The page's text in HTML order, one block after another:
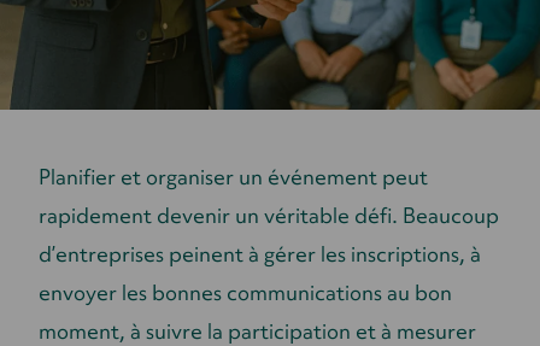
Planifier et organiser un événement peut
rapidement devenir un véritable défi. Beaucoup
d’entreprises peinent à gérer les inscriptions, à
envoyer les bonnes communications au bon
moment, à suivre la participation et à mesurer